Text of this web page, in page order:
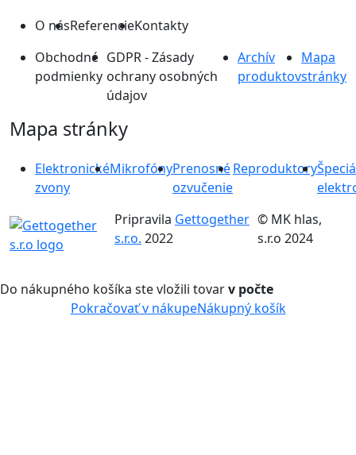
O násReferencieKontakty
Obchodné
podmienky
GDPR - Zásady
ochrany osobných
údajov
Archív
produktov
Mapa
stránky
Mapa stránky
Elektronické
zvony
MikrofónyPrenosné
ozvučenie
Reproduktory
Pripravila Gettogether
s.r.o. 2022
© MK hlas,
s.r.o 2024
Do nákupného košíka ste vložili tovarv počte
Pokračovať v nákupeNákupný košík